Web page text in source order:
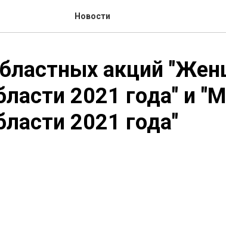
Новости
акций
2021 года" и
2021 года"